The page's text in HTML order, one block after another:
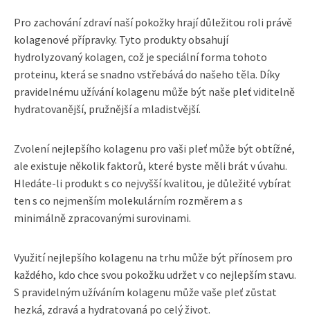
Pro zachování zdraví naší pokožky hrají důležitou roli právě
kolagenové přípravky. Tyto produkty obsahují
hydrolyzovaný kolagen, což je speciální forma tohoto
proteinu, která se snadno vstřebává do našeho těla. Díky
pravidelnému užívání kolagenu může být naše pleť viditelně
hydratovanější, pružnější a mladistvější.
Zvolení nejlepšího kolagenu pro vaši pleť může být obtížné,
ale existuje několik faktorů, které byste měli brát v úvahu.
Hledáte-li produkt s co nejvyšší kvalitou, je důležité vybírat
ten s co nejmenším molekulárním rozměrem a s
minimálně zpracovanými surovinami.
Využití nejlepšího kolagenu na trhu může být přínosem pro
každého, kdo chce svou pokožku udržet v co nejlepším stavu.
S pravidelným užíváním kolagenu může vaše pleť zůstat
hezká, zdravá a hydratovaná po celý život.